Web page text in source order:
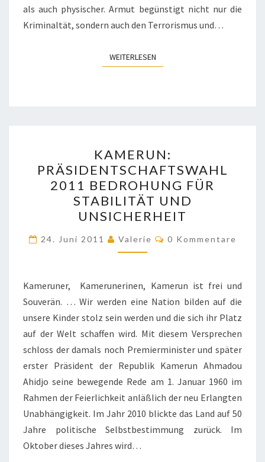
als auch physischer. Armut begünstigt nicht nur die
Kriminaltät, sondern auch den Terrorismus und…
WEITERLESENWEITERLESEN
PRÄSIDENTSCHAFTSWAHL
2011
BEDROHUNG
FÜR
STABILITÄT
UND
UNSICHERHEIT
KAMERUN:
PRÄSIDENTSCHAFTSWAHL
2011 BEDROHUNG FÜR
STABILITÄT UND
UNSICHERHEIT
24. Juni 2011 Valerie Kommentare
0 Kommentare
Kameruner, Kamerunerinen, Kamerun ist frei und
Souverän. … Wir werden eine Nation bilden auf die
unsere Kinder stolz sein werden und die sich ihr Platz
auf der Welt schaffen wird. Mit diesem Versprechen
schloss der damals noch Premierminister und später
erster Präsident der Republik Kamerun Ahmadou
Ahidjo seine bewegende Rede am 1. Januar 1960 im
Rahmen der Feierlichkeit anläßlich der neu Erlangten
Unabhängigkeit. Im Jahr 2010 blickte das Land auf 50
Jahre politische Selbstbestimmung zurück. Im
Oktober dieses Jahres wird…